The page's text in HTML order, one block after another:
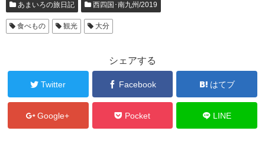
あまいろの旅日記 西四国･南九州/2019
食べもの 観光 大分
シェアする
Twitter Facebook はてブ
Google+ Pocket LINE